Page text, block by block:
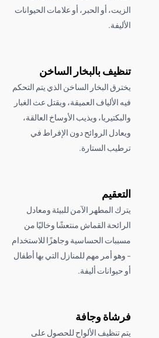
الزيت، أو الحبر، أو علامات الحيوانات
تنظيف بالبخار الساخن
يخترق البخار الساخن الذي يتم التحكم
فيه الألياف العميقة، ويقتل عث الغبار
والبكتيريا، ويذيب الأوساخ العالقة،
ويعادل الروائح دون الإفراط في
ترطيب الستارة.
يترك المطهر الآمن للبيئة ومعادل
الرائحة القماش منتعشًا وخاليًا من
مسببات الحساسية وجاهزًا للاستخدام
- وهو أمر مهم للمنازل التي بها أطفال
أو حيوانات أليفة.
فرشاة وجافة
يتم تنظيف الألواح للحصول على